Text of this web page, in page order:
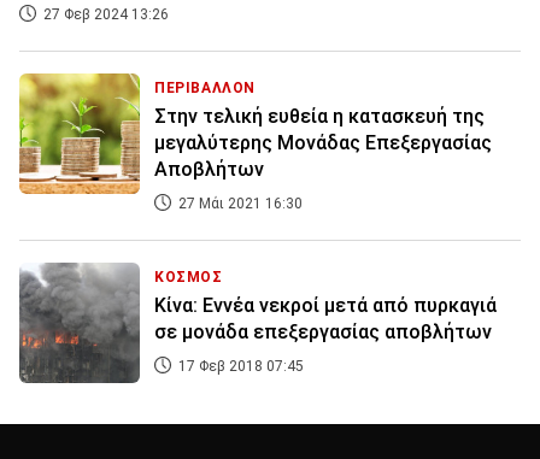
27 Φεβ 2024 13:26
ΠΕΡΙΒΑΛΛΟΝ
Στην τελική ευθεία η κατασκευή της
μεγαλύτερης Μονάδας Επεξεργασίας
Αποβλήτων
27 Μάι 2021 16:30
ΚΟΣΜΟΣ
Κίνα: Εννέα νεκροί μετά από πυρκαγιά
σε μονάδα επεξεργασίας αποβλήτων
17 Φεβ 2018 07:45